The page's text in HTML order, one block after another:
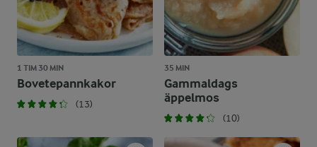
1 TIM 30 MIN
Bovetepannkakor
(13)
35 MIN
Gammaldags
äppelmos
(10)